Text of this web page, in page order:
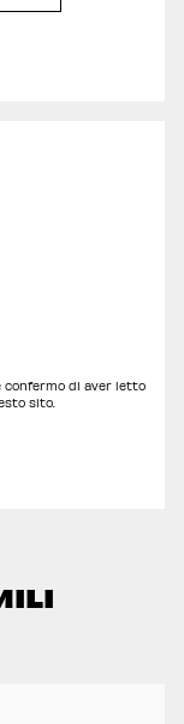
confermo di aver letto
sito.